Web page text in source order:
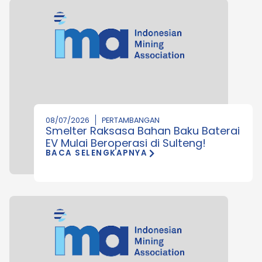
08/07/2026 PERTAMBANGAN
Smelter Raksasa Bahan Baku Baterai
EV Mulai Beroperasi di Sulteng!
BACA SELENGKAPNYA